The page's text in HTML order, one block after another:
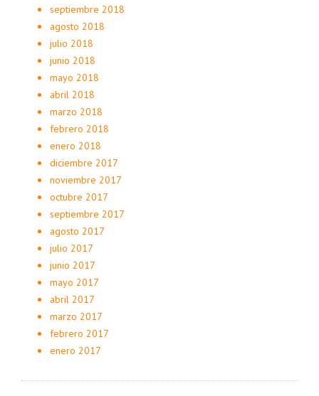
septiembre 2018
agosto 2018
julio 2018
junio 2018
mayo 2018
abril 2018
marzo 2018
febrero 2018
enero 2018
diciembre 2017
noviembre 2017
octubre 2017
septiembre 2017
agosto 2017
julio 2017
junio 2017
mayo 2017
abril 2017
marzo 2017
febrero 2017
enero 2017